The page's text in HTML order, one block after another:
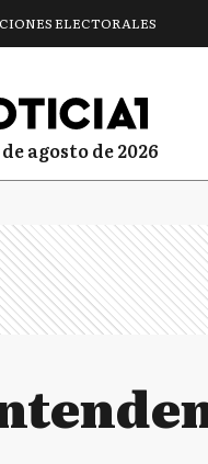
ELECTORALES
agosto de 2026